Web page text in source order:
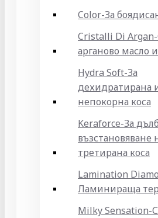
Color-За
Cristalli Di
арганово масло
Hydra Soft-За
дехидратирана
непокорна коса
Keraforce-За
възстановяване
третирана коса
Lamination
Ламинираща
Milky Sensation-